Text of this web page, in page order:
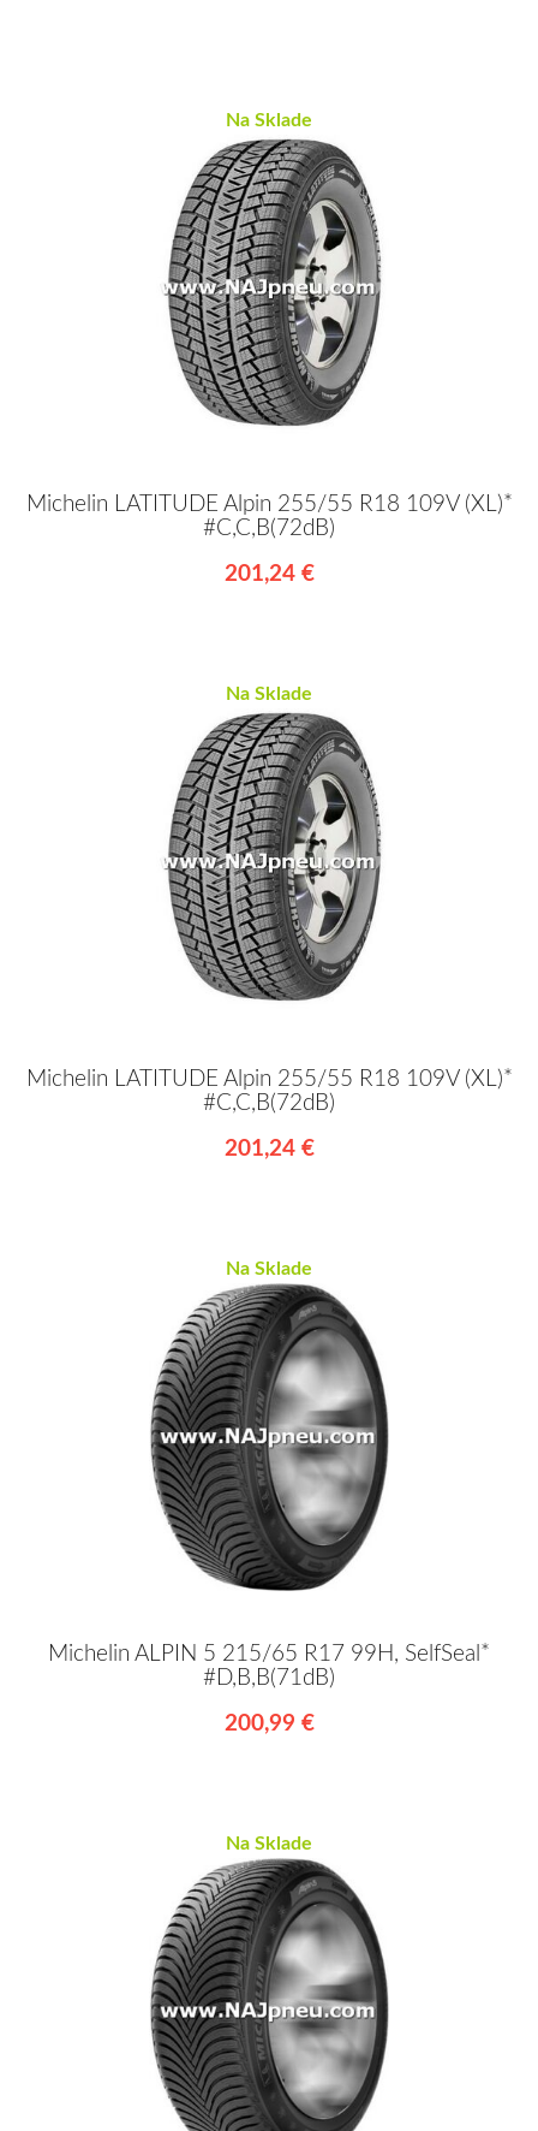
Na Sklade
Michelin LATITUDE Alpin 255/55 R18 109V (XL)*
#C,C,B(72dB)
201,24 €
Na Sklade
Michelin LATITUDE Alpin 255/55 R18 109V (XL)*
#C,C,B(72dB)
201,24 €
Na Sklade
Michelin ALPIN 5 215/65 R17 99H, SelfSeal*
#D,B,B(71dB)
200,99 €
Na Sklade